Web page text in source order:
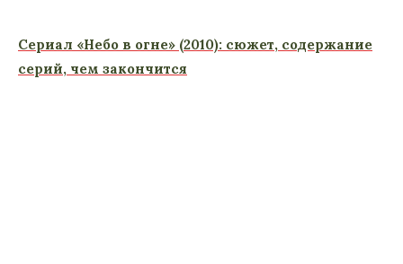
Сериал «Небо в огне» (2010): сюжет, содержание
серий, чем закончится